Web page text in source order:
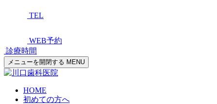
TEL
WEB予約
診療時間
メニューを開閉する MENU
HOME
初めての方へ